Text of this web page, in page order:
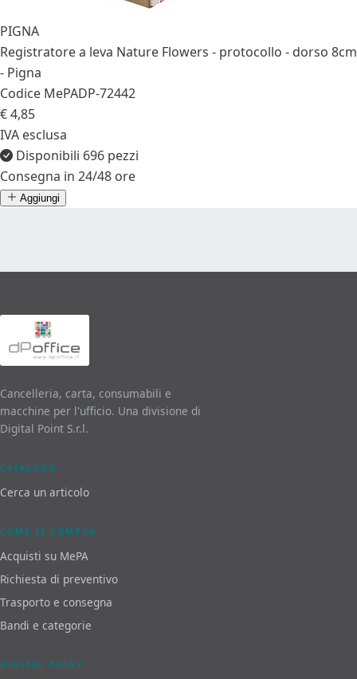
PIGNA
Registratore a leva Nature Flowers - protocollo - dorso 8cm
- Pigna
Codice MePADP-72442
€ 4,85
IVA esclusa
Disponibili 696 pezzi
Consegna in 24/48 ore
Aggiungi
Cancelleria, carta, consumabili e
macchine per l'ufficio. Una divisione di
Digital Point S.r.l.
CATALOGO
Cerca un articolo
COME SI COMPRA
Acquisti su MePA
Richiesta di preventivo
Trasporto e consegna
Bandi e categorie
DIGITAL POINT